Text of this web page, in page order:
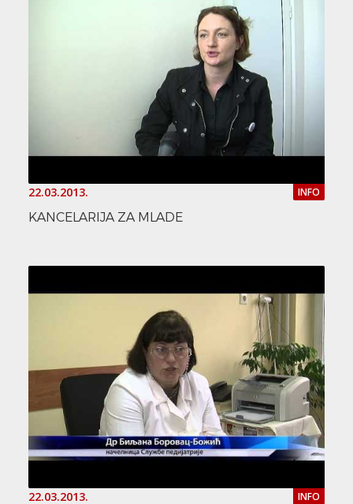
22.03.2013. INFO
KANCELARIJA ZA MLADE
22.03.2013. INFO